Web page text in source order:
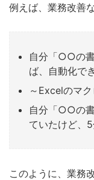
例えば、業務改善
自分「○○の書
ば、自動化で
～Excelのマ
自分「○○の
ていたけど、
このように、業務